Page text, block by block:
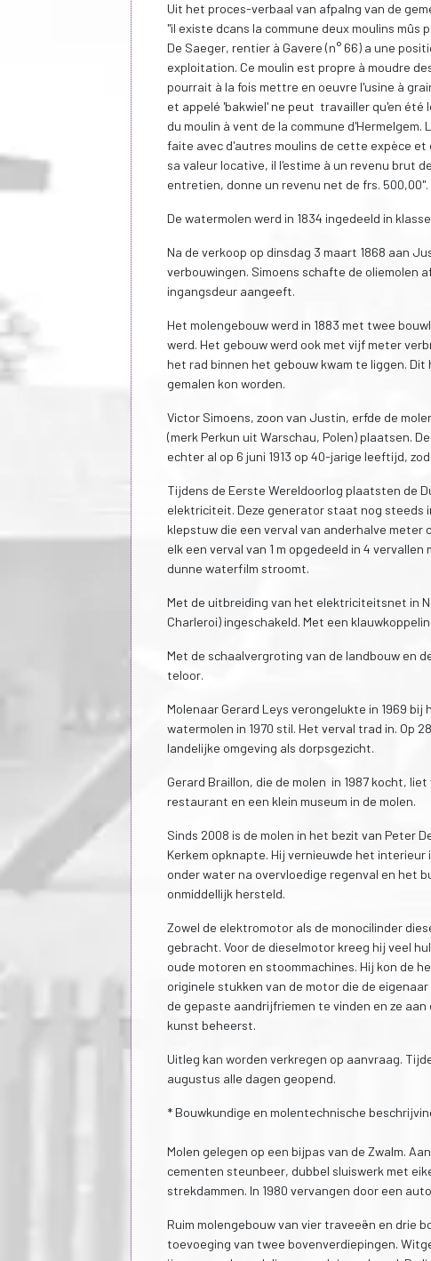
Uit het proces-verbaal van afpalng van de
"il existe dcans la commune deux moulins
De Saeger, rentier à Gavere (n° 66) a une
exploitation. Ce moulin est propre à moudre
pourrait à la fois mettre en oeuvre l'usine à
et appelé 'bakwiel' ne peut travailler qu'en été
du moulin à vent de la commune d'Hermelgem.
faite avec d'autres moulins de cette expèce et
sa valeur locative, il l'estime à un revenu brut
entretien, donne un revenu net de frs. 500,00".
De watermolen werd in 1834 ingedeeld in
Na de verkoop op dinsdag 3 maart 1868 aan
verbouwingen. Simoens schafte de oliemolen
ingangsdeur aangeeft.
Het molengebouw werd in 1883 met twee
werd. Het gebouw werd ook met vijf meter
het rad binnen het gebouw kwam te liggen.
gemalen kon worden.
Victor Simoens, zoon van Justin, erfde de
(merk Perkun uit Warschau, Polen) plaatsen.
echter al op 6 juni 1913 op 40-jarige leeftijd,
Tijdens de Eerste Wereldoorlog plaatsten de
elektriciteit. Deze generator staat nog steeds
klepstuw die een verval van anderhalve
elk een verval van 1 m opgedeeld in 4
dunne waterfilm stroomt.
Met de uitbreiding van het elektriciteitsnet in
Charleroi) ingeschakeld. Met een
Met de schaalvergroting van de landbouw en
teloor.
Molenaar Gerard Leys verongelukte in 1969
watermolen in 1970 stil. Het verval trad in. Op
landelijke omgeving als dorpsgezicht.
Gerard Braillon, die de molen in 1987 kocht,
restaurant en een klein museum in de molen.
Sinds 2008 is de molen in het bezit van Peter
Kerkem opknapte. Hij vernieuwde het interieur
onder water na overvloedige regenval en het
onmiddellijk hersteld.
Zowel de elektromotor als de monocilinder
gebracht. Voor de dieselmotor kreeg hij veel
oude motoren en stoommachines. Hij kon de
originele stukken van de motor die de
de gepaste aandrijfriemen te vinden en ze
kunst beheerst.
Uitleg kan worden verkregen op aanvraag.
augustus alle dagen geopend.
* Bouwkundige en molentechnische
Molen gelegen op een bijpas van de Zwalm.
cementen steunbeer, dubbel sluiswerk met
strekdammen. In 1980 vervangen door een
Ruim molengebouw van vier traveeën en drie
toevoeging van twee bovenverdiepingen.